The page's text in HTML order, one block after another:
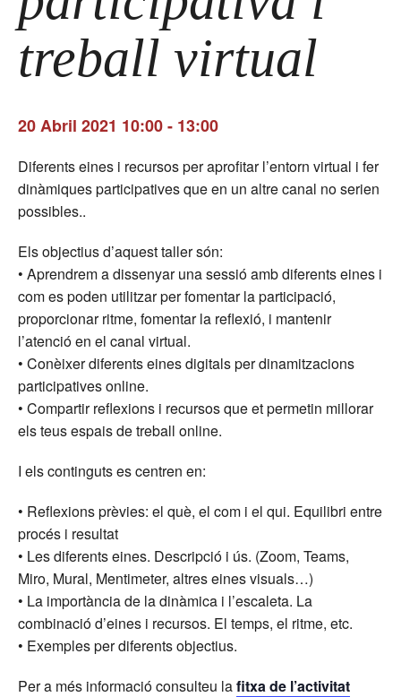
treball virtual
20 Abril 2021 10:00- 13:00
Diferents eines i recursos per aprofitar l’entorn virtual i fer
dinàmiques participatives que en un altre canal no serien
possibles..
Els objectius d’aquest taller són:
• Aprendrem a dissenyar una sessió amb diferents eines i
com es poden utilitzar per fomentar la participació,
proporcionar ritme, fomentar la reflexió, i mantenir
l’atenció en el canal virtual.
• Conèixer diferents eines digitals per dinamitzacions
participatives online.
• Compartir reflexions i recursos que et permetin millorar
els teus espais de treball online.
I els continguts es centren en:
• Reflexions prèvies: el què, el com i el qui. Equilibri entre
procés i resultat
• Les diferents eines. Descripció i ús. (Zoom, Teams,
Miro, Mural, Mentimeter, altres eines visuals…)
• La importància de la dinàmica i l’escaleta. La
combinació d’eines i recursos. El temps, el ritme, etc.
• Exemples per diferents objectius.
Per a més informació consulteu lafitxa de l’activitat